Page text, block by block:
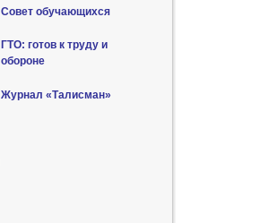
Совет обучающихся
ГТО: готов к труду и
обороне
Журнал «Талисман»